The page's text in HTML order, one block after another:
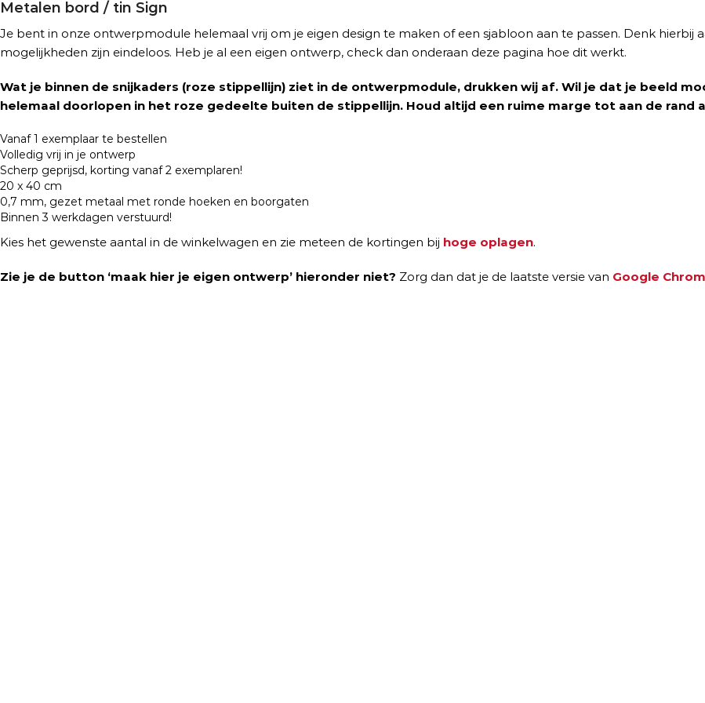
Metalen bord / tin Sign
Je bent in onze ontwerpmodule helemaal vrij om je eigen design te maken of een sjabloon aan te passen. Denk hierbij
mogelijkheden zijn eindeloos. Heb je al een eigen ontwerp, check dan onderaan deze pagina hoe dit werkt.
Wat je binnen de snijkaders (roze stippellijn) ziet in de ontwerpmodule, drukken wij af. Wil je dat je beeld
helemaal doorlopen in het roze gedeelte buiten de stippellijn. Houd altijd een ruime marge tot aan de rand
Vanaf 1 exemplaar te bestellen
Volledig vrij in je ontwerp
Scherp geprijsd, korting vanaf 2 exemplaren!
20 x 40 cm
0,7 mm, gezet metaal met ronde hoeken en boorgaten
Binnen 3 werkdagen verstuurd!
Kies het gewenste aantal in de winkelwagen en zie meteen de kortingen bij hoge oplagen.
Zie je de button ‘maak hier je eigen ontwerp’ hieronder niet? Zorg dan dat je de laatste versie van Google